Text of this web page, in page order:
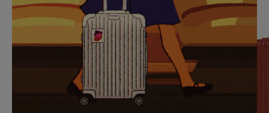
ACTIVARLO.